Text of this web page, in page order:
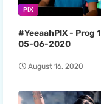
PIX
#YeeaahPIX - Prog
05-06-2020
August 16, 2020